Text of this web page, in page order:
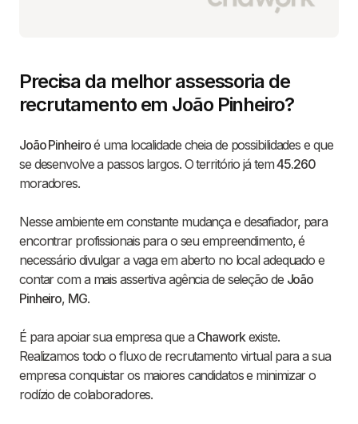
Precisa da melhor assessoria de
recrutamento em João Pinheiro?
João Pinheiroé uma localidade cheia de possibilidades e que
se desenvolve a passos largos. O território já tem45.260
moradores.
Nesse ambiente em constante mudança e desafiador, para
encontrar profissionais para o seu empreendimento, é
necessário divulgar a vaga em aberto no local adequado e
contar com a mais assertiva agência de seleção de João
Pinheiro, MG.
É para apoiar sua empresa que a Chaworkexiste.
Realizamos todo o fluxo de recrutamento virtual para a sua
empresa conquistar os maiores candidatos e minimizar o
rodízio de colaboradores.